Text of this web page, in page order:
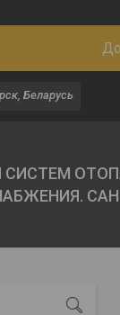
Беларусь
СИСТЕМ